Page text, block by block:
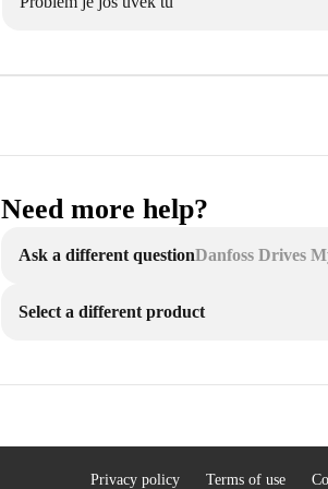
Need more help?
Ask a different questionDanfoss Drives
Select a different product
Privacy policy Terms of use